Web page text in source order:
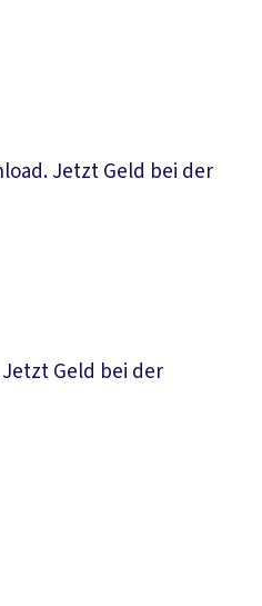
Jetzt Geld bei der
Geld bei der